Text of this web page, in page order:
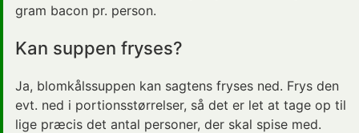
gram bacon pr. person.
Kan suppen fryses?
Ja, blomkålssuppen kan sagtens fryses ned. Frys den
evt. ned i portionsstørrelser, så det er let at tage op til
lige præcis det antal personer, der skal spise med.